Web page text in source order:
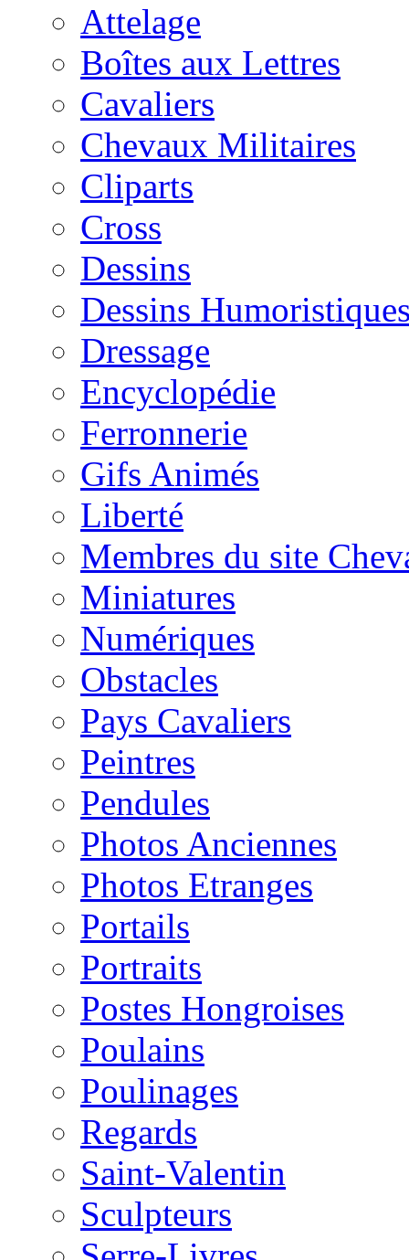
Attelage
Boîtes aux Lettres
Cavaliers
Chevaux Militaires
Cliparts
Cross
Dessins
Dessins
Dressage
Encyclopédie
Ferronnerie
Gifs Animés
Liberté
Membres du site
Miniatures
Numériques
Obstacles
Pays Cavaliers
Peintres
Pendules
Photos Anciennes
Photos Etranges
Portails
Portraits
Postes Hongroises
Poulains
Poulinages
Regards
Saint-Valentin
Sculpteurs